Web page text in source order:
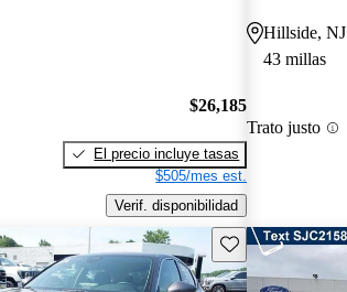
$26,185
El precio incluye tasas
$505/mes est.
Verif. disponibilidad
Hillside, NJ
43 millas
Trato justo
Guarda este Aviso